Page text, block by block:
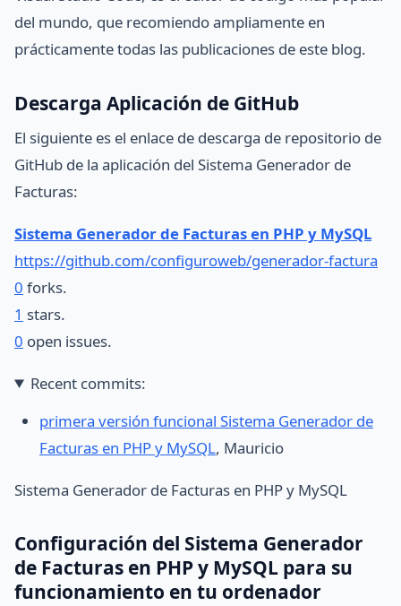
del mundo, que recomiendo ampliamente en
prácticamente todas las publicaciones de este blog.
Descarga Aplicación de GitHub
El siguiente es el enlace de descarga de repositorio de
GitHub de la aplicación del Sistema Generador de
Facturas:
Sistema Generador de Facturas en PHP y MySQL
https://github.com/configuroweb/generador-factura
0 forks.
1 stars.
0 open issues.
Recent commits:
primera versión funcional Sistema Generador de
Facturas en PHP y MySQL, Mauricio
Sistema Generador de Facturas en PHP y MySQL
Configuración del Sistema Generador
de Facturas en PHP y MySQL para su
funcionamiento en tu ordenador